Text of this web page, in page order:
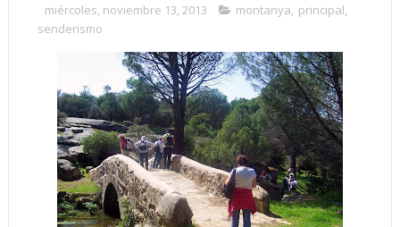
miércoles, noviembre 13, 2013 montanya, principal,
senderismo